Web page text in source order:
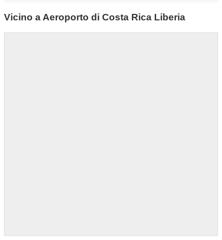
Vicino a Aeroporto di Costa Rica Liberia